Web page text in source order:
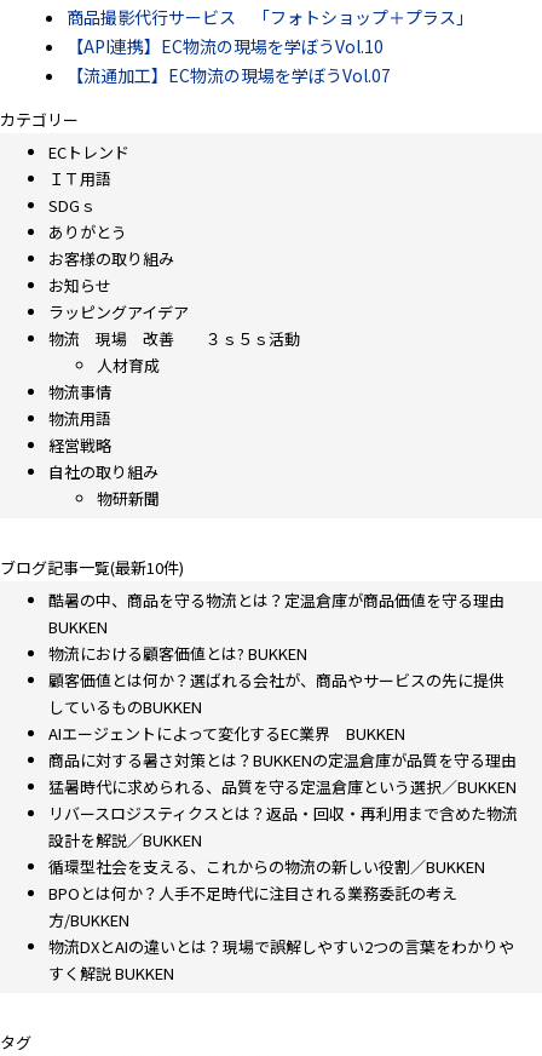
商品撮影代行サービス 「フォトショップ＋プラス」
【API連携】EC物流の現場を学ぼうVol.10
【流通加工】EC物流の現場を学ぼうVol.07
カテゴリー
ECトレンド
ＩＴ用語
SDGｓ
ありがとう
お客様の取り組み
お知らせ
ラッピングアイデア
物流 現場 改善 ３ｓ５ｓ活動
人材育成
物流事情
物流用語
経営戦略
自社の取り組み
物研新聞
ブログ記事一覧(最新10件)
酷暑の中、商品を守る物流とは？定温倉庫が商品価値を守る理由
BUKKEN
物流における顧客価値とは? BUKKEN
顧客価値とは何か？選ばれる会社が、商品やサービスの先に提供
しているものBUKKEN
AIエージェントによって変化するEC業界 BUKKEN
商品に対する暑さ対策とは？BUKKENの定温倉庫が品質を守る理由
猛暑時代に求められる、品質を守る定温倉庫という選択／BUKKEN
リバースロジスティクスとは？返品・回収・再利用まで含めた物流
設計を解説／BUKKEN
循環型社会を支える、これからの物流の新しい役割／BUKKEN
BPOとは何か？人手不足時代に注目される業務委託の考え
方/BUKKEN
物流DXとAIの違いとは？現場で誤解しやすい2つの言葉をわかりや
すく解説 BUKKEN
タグ